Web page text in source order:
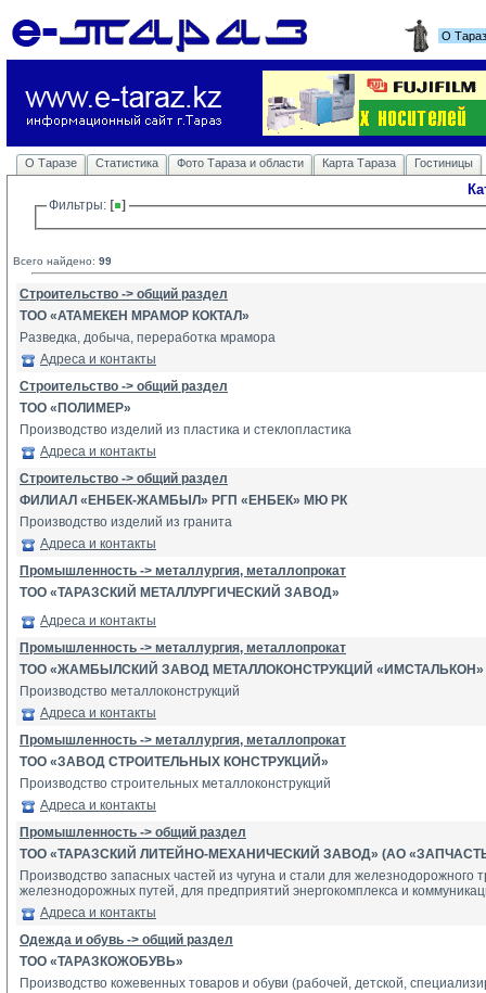
О
О Таразе Статистика Фото Тараза и области Карта Тараза Гостиницы
Фильтры:
Всего найдено: 99
Строительство -> общий раздел
ТОО «АТАМЕКЕН МРАМОР КОКТАЛ»
Разведка, добыча, переработка мрамора
Адреса и контакты
Строительство -> общий раздел
ТОО «ПОЛИМЕР»
Производство изделий из пластика и стеклопластика
Адреса и контакты
Строительство -> общий раздел
ФИЛИАЛ «ЕНБЕК-ЖАМБЫЛ» РГП «ЕНБЕК» МЮ РК
Производство изделий из гранита
Адреса и контакты
Промышленность -> металлургия, металлопрокат
ТОО «ТАРАЗСКИЙ МЕТАЛЛУРГИЧЕСКИЙ ЗАВОД»
Адреса и контакты
Промышленность -> металлургия, металлопрокат
ТОО «ЖАМБЫЛСКИЙ ЗАВОД МЕТАЛЛОКОНСТРУКЦИЙ «ИМСТАЛЬКОН»
Производство металлоконструкций
Адреса и контакты
Промышленность -> металлургия, металлопрокат
ТОО «ЗАВОД СТРОИТЕЛЬНЫХ КОНСТРУКЦИЙ»
Производство строительных металлоконструкций
Адреса и контакты
Промышленность -> общий раздел
ТОО «ТАРАЗСКИЙ ЛИТЕЙНО-МЕХАНИЧЕСКИЙ ЗАВОД» (АО
Производство запасных частей из чугуна и стали для железнодорожного
железнодорожных путей, для предприятий энергокомплекса и
Адреса и контакты
Одежда и обувь -> общий раздел
ТОО «ТАРАЗКОЖОБУВЬ»
Производство кожевенных товаров и обуви (рабочей, детской,